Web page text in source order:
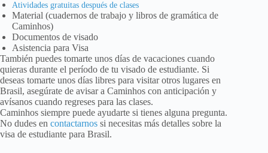
Atividades gratuitas después de clases
Material (cuadernos de trabajo y libros de gramática de
Caminhos)
Documentos de visado
Asistencia para Visa
También puedes tomarte unos días de vacaciones cuando
quieras durante el período de tu visado de estudiante. Si
deseas tomarte unos días libres para visitar otros lugares en
Brasil, asegúrate de avisar a Caminhos con anticipación y
avísanos cuando regreses para las clases.
Caminhos siempre puede ayudarte si tienes alguna pregunta.
No dudes en contactarnos si necesitas más detalles sobre la
visa de estudiante para Brasil.